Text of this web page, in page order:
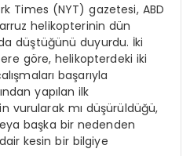
Times (NYT) gazetesi, ABD
helikopterinin dün
düştüğünü duyurdu. İki
göre, helikopterdeki iki
başarıyla
yapılan ilk
vurularak mı düşürüldüğü,
başka bir nedenden
kesin bir bilgiye